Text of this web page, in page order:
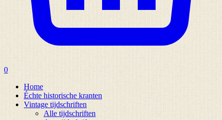
0
Home
Échte historische kranten
Vintage tijdschriften
Alle tijdschriften